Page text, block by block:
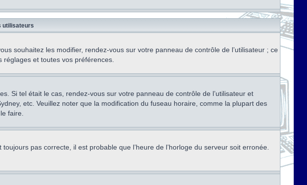
utilisateurs
souhaitez les modifier, rendez-vous sur votre panneau de contrôle de l’utilisateur ; ce
et toutes vos préférences.
Si tel était le cas, rendez-vous sur votre panneau de contrôle de l’utilisateur et
etc. Veuillez noter que la modification du fuseau horaire, comme la plupart des
faire.
pas correcte, il est probable que l’heure de l’horloge du serveur soit erronée.